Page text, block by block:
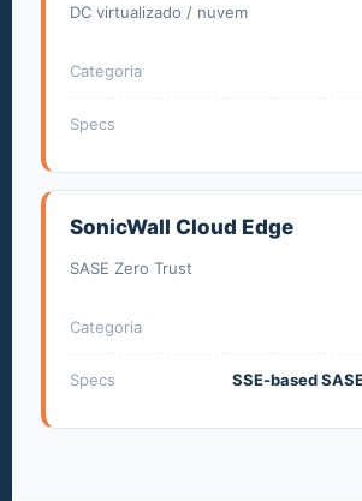
DC virtualizado / nuvem
Categoria
Specs
SonicWall Cloud Edge
SASE Zero Trust
Categoria
Specs SSE-based